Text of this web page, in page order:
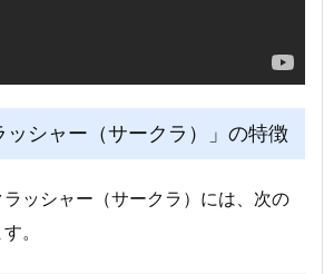
ッシャー（サークラ）」の特徴
ッシャー（サークラ）には、次の
。